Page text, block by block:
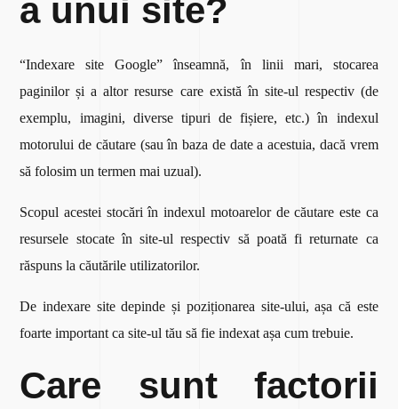
a unui site?
“Indexare site Google” înseamnă, în linii mari, stocarea
paginilor și a altor resurse care există în site-ul respectiv (de
exemplu, imagini, diverse tipuri de fișiere, etc.) în indexul
motorului de căutare (sau în baza de date a acestuia, dacă vrem
să folosim un termen mai uzual).
Scopul acestei stocări în indexul motoarelor de căutare este ca
resursele stocate în site-ul respectiv să poată fi returnate ca
răspuns la căutările utilizatorilor.
De indexare site depinde și poziționarea site-ului, așa că este
foarte important ca site-ul tău să fie indexat așa cum trebuie.
Care sunt factorii